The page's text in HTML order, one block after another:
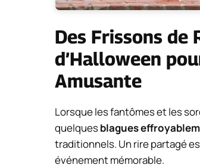
Des Frissons de
d’Halloween
Amusante
Lorsque les fantômes et les
quelquesblagues
traditionnels. Un rire partagé
événement mémorable.